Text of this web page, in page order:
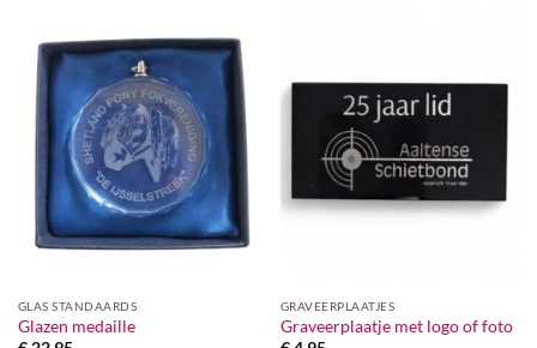
GLAS STANDAARDS
Glazen medaille
GRAVEERPLAATJES
Graveerplaatje met logo of foto